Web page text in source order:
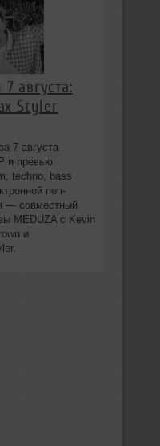
августа:
Styler
7 августа
и превью
techno, bass
поп-
— совместный
MEDUZA с Kevin
и